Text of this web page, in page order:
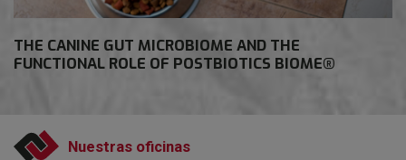
THE CANINE GUT MICROBIOME AND THE
FUNCTIONAL ROLE OF POSTBIOTICS BIOME®
Nuestras oficinas